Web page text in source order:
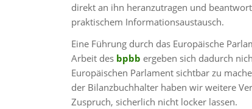
direkt an ihn heranzutragen und
praktischem Informationsaustausch.
Eine Führung durch das Europäische
Arbeit des bpbb ergeben sich dadurch
Europäischen Parlament sichtbar zu
der Bilanzbuchhalter haben wir weitere
Zuspruch, sicherlich nicht locker lassen.